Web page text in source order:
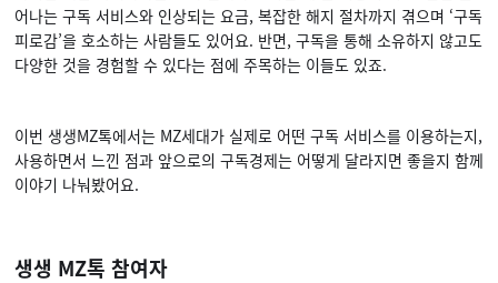
어나는 구독 서비스와 인상되는 요금, 복잡한 해지 절차까지 겪으며 ‘구독
피로감’을 호소하는 사람들도 있어요. 반면, 구독을 통해 소유하지 않고도
다양한 것을 경험할 수 있다는 점에 주목하는 이들도 있죠.
이번 생생MZ톡에서는 MZ세대가 실제로 어떤 구독 서비스를 이용하는지,
사용하면서 느낀 점과 앞으로의 구독경제는 어떻게 달라지면 좋을지 함께
이야기 나눠봤어요.
생생 MZ톡 참여자